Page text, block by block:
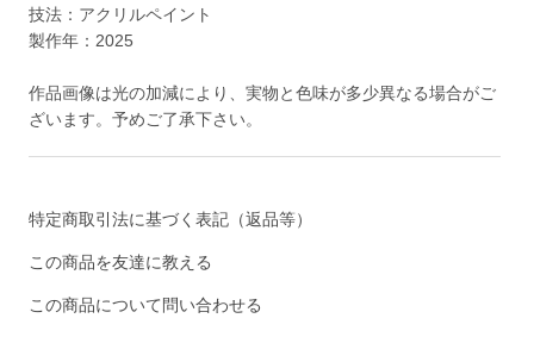
技法：アクリルペイント
製作年：2025
作品画像は光の加減により、実物と色味が多少異なる場合がご
ざいます。予めご了承下さい。
特定商取引法に基づく表記（返品等）
この商品を友達に教える
この商品について問い合わせる